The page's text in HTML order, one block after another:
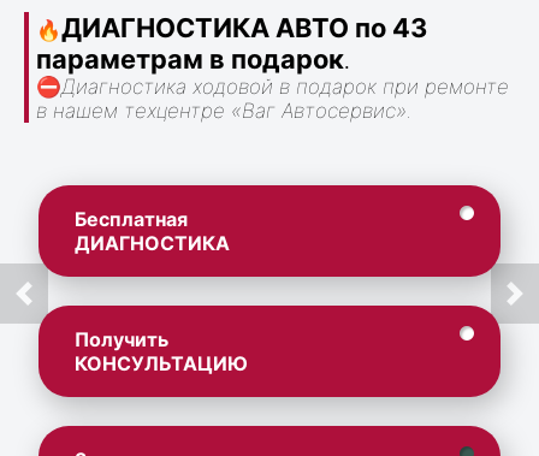
🔥ДИАГНОСТИКА АВТО по 43
параметрам в подарок.
⛔Диагностика ходовой в подарок при ремонте
в нашем техцентре «Ваг Автосервис».
Бесплатная
ДИАГНОСТИКА
Получить
КОНСУЛЬТАЦИЮ